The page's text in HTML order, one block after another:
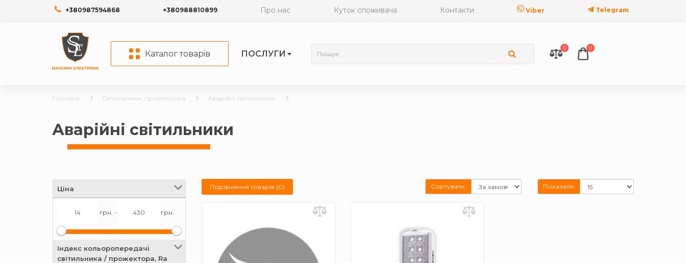
+380987594868 +380988810899 Про нас Куток споживача Контакти Viber Telegram
Каталог товарiв ПОСЛУГИ
0 0
Головна Світильники, прожектора Аварійні світильники
Аварійні світильники
Ціна
грн. - грн.
Індекс кольоропередачі
світильника / прожектора, Ra
Порівняння товарів (0) Сортувати: Показати: